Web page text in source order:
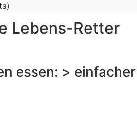
Lebens-Retter
essen: > einfacher